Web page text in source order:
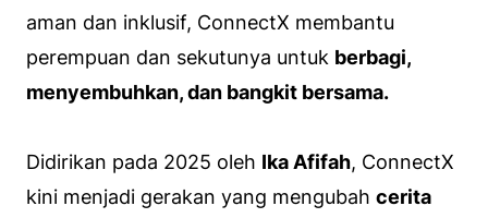
aman dan inklusif, ConnectX membantu
perempuan dan sekutunya untuk berbagi,
menyembuhkan, dan bangkit bersama.
Didirikan pada 2025 oleh Ika Afifah, ConnectX
kini menjadi gerakan yang mengubah cerita